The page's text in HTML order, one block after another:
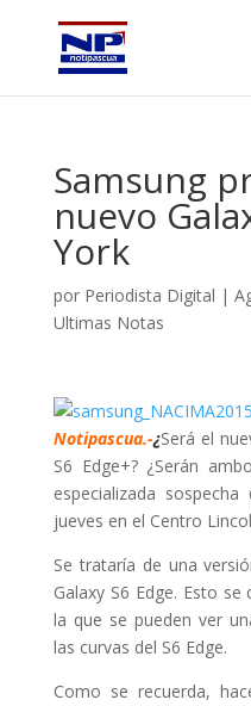
Samsung
nuevo
York
por Periodista Digital |
Ultimas Notas
Notipascua.-¿Será el
S6 Edge+? ¿Serán
especializada
jueves en el Centro
Se trataría de una
Galaxy S6 Edge. Esto
la que se pueden ver
las curvas del S6 Edge.
Como se recuerda,